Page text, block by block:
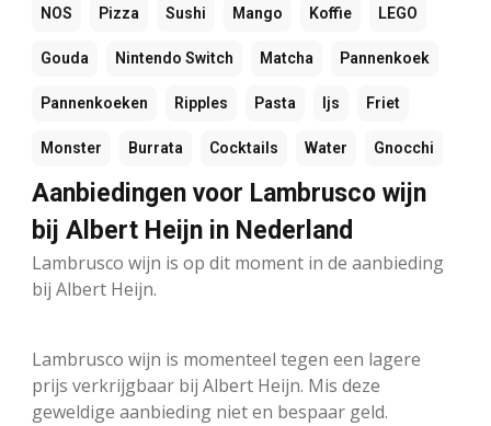
NOS Pizza Sushi Mango Koffie LEGO
Gouda Nintendo Switch Matcha Pannenkoek
Pannenkoeken Ripples Pasta Ijs Friet
Monster Burrata Cocktails Water Gnocchi
Aanbiedingen voor Lambrusco wijn
bij Albert Heijn in Nederland
Lambrusco wijn is op dit moment in de aanbieding
bij Albert Heijn.
Lambrusco wijn is momenteel tegen een lagere
prijs verkrijgbaar bij Albert Heijn. Mis deze
geweldige aanbieding niet en bespaar geld.